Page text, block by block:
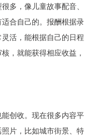
多，像儿童故事配音、
合自己的。报酬根据录
活，能根据自己的日程
，就能获得相应收益，
创收。现在很多内容平
片，比如城市街景、特